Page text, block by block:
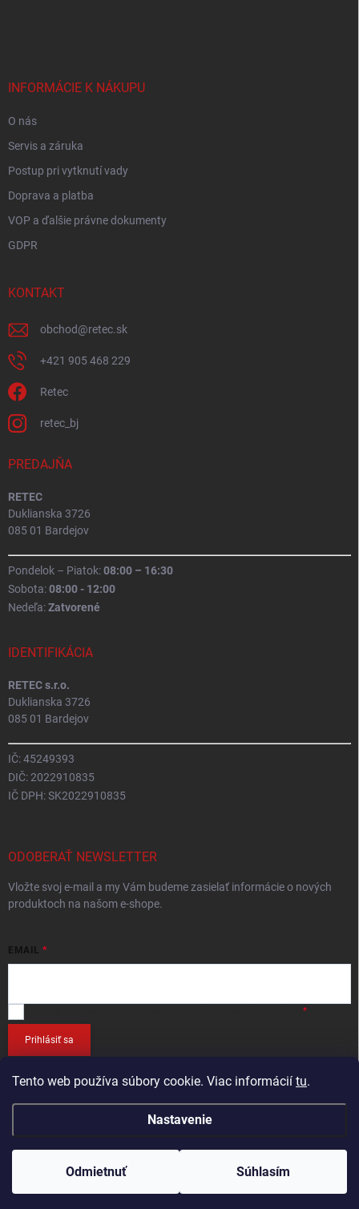
Tento web používa súbory cookie. Viac informácií tu.
Nastavenie
Odmietnuť Súhlasím
INFORMÁCIE K NÁKUPU
O nás
Servis a záruka
Postup pri vytknutí vady
Doprava a platba
VOP a ďalšie právne dokumenty
GDPR
KONTAKT
obchod@retec.sk
+421 905 468 229
Retec
retec_bj
PREDAJŇA
RETEC
Duklianska 3726
085 01 Bardejov
Pondelok – Piatok:08:00 – 16:30
Sobota:08:00 - 12:00
Nedeľa:Zatvorené
IDENTIFIKÁCIA
RETEC s.r.o.
Duklianska 3726
085 01 Bardejov
IČ: 45249393
DIČ: 2022910835
IČ DPH: SK2022910835
ODOBERAŤ NEWSLETTER
Vložte svoj e-mail a my Vám budeme zasielať informácie o nových
produktoch na našom e-shope.
EMAIL
Prihlásiť sa
Vytvoril Shoptet
Copyright 2026 . Všetky práva vyhradené.